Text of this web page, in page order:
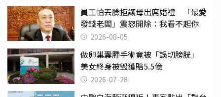
員工怕丟臉拒讓母出席婚禮 「最愛
發錢老闆」震怒開除：我看不起你
2026-08-05
做卵巢囊腫手術竟被「誤切膀胱」
美女終身被毀獲賠5.5億
2026-07-28